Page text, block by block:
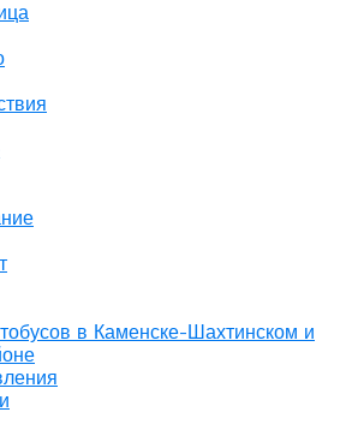
в Каменске-Шахтинском и